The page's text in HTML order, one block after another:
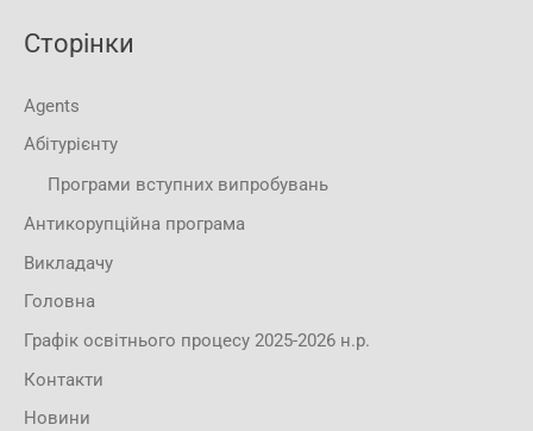
Сторінки
Agents
Абітурієнту
Програми вступних випробувань
Антикорупційна програма
Викладачу
Головна
Графік освітнього процесу 2025-2026 н.р.
Контакти
Новини